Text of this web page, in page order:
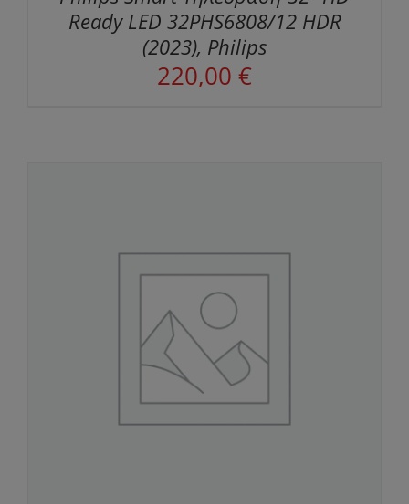
Ready LED 32PHS6808/12 HDR
(2023), Philips
220,00 €